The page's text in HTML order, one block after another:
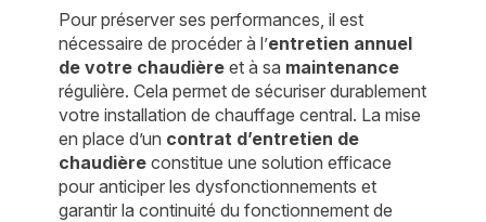
Pour préserver ses performances, il est
nécessaire de procéder à l’entretien annuel
de votre chaudièreet à sa maintenance
régulière. Cela permet de sécuriser durablement
votre installation de chauffage central. La mise
en place d’un contrat d’entretien de
chaudièreconstitue une solution efficace
pour anticiper les dysfonctionnements et
garantir la continuité du fonctionnement de